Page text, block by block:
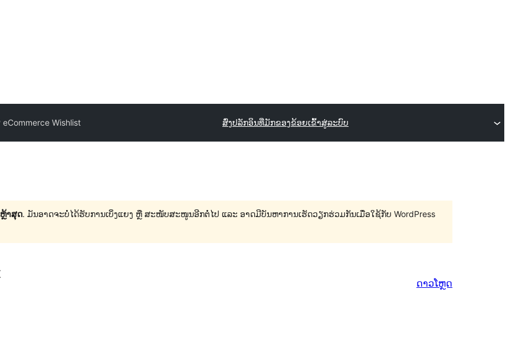
eCommerce Wishlist ສົ່ງປລັກອິນທີ່ມັກຂອງຂ້ອຍເຂົ້າສູ່ລະບົບ
າສຸດ. ມັນອາດຈະບໍ່ໄດ້ຮັບການເບິ່ງແຍງ ຫຼື ສະໜັບສະໜູນອີກຕໍ່ໄປ ແລະ ອາດມີບັນຫາການເຮັດວຽກຮ່ວມກັນເມື່ອໃຊ້ກັບ WordPress
ດາວໂຫຼດ